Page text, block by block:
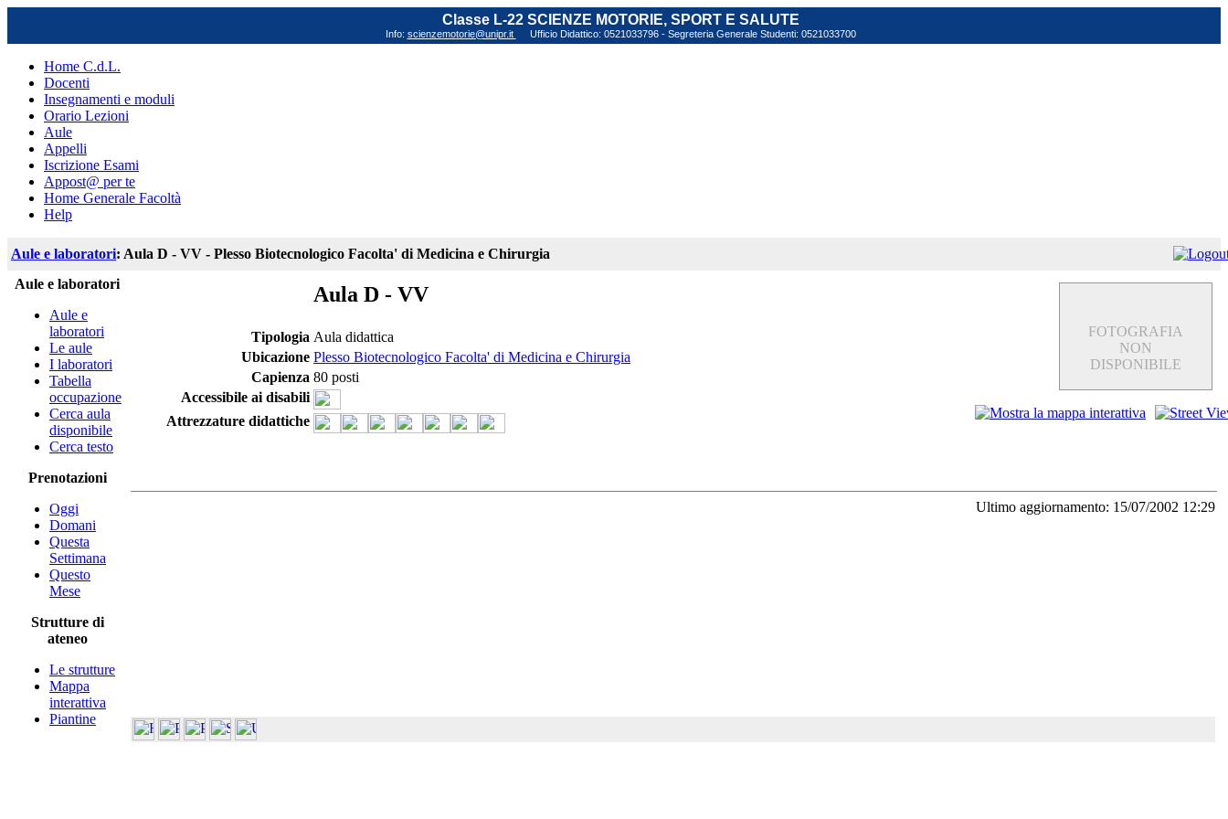
Classe L-22 SCIENZE MOTORIE, SPORT E SALUTE
Info: scienzemotorie@unipr.it Ufficio Didattico: 0521033796 - Segreteria Generale Studenti: 0521033700
Home C.d.L.
Docenti
Insegnamenti e moduli
Orario Lezioni
Aule
Appelli
Iscrizione Esami
Appost@ per te
Home Generale Facoltà
Help
Aule e laboratori: Aula D - VV - Plesso Biotecnologico Facolta' di Medicina e Chirurgia
Aule e laboratori
Aule e
laboratori
Le aule
I laboratori
Tabella
occupazione
Cerca aula
disponibile
Cerca testo
Prenotazioni
Oggi
Domani
Questa
Settimana
Questo
Mese
Strutture di
ateneo
Le strutture
Mappa
interattiva
Piantine
Aula D - VV
FOTOGRAFIA
NON
DISPONIBILE
Tipologia Aula didattica
Ubicazione Plesso Biotecnologico Facolta' di Medicina e Chirurgia
Capienza 80 posti
Accessibile ai disabili
Attrezzature didattiche
Ultimo aggiornamento: 15/07/2002 12:29